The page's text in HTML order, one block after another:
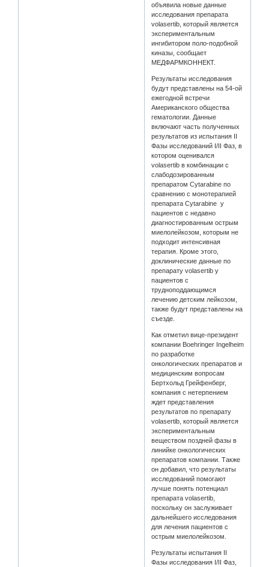
объявила новые данные
исследования препарата
volasertib, который является
экспериментальным
ингибитором поло-подобной
киназы, сообщает
МЕДФАРМКОННЕКТ.
Результаты исследования
будут представлены на 54-ой
ежегодной встречи
Американского общества
гематологии. Данные
включают часть полученных
результатов из испытания II
Фазы исследований I/II Фаз, в
котором оценивался
volasertib в комбинации с
слабодозированным
препаратом Cytarabine по
сравнению с монотерапией
препарата Cytarabine у
пациентов с недавно
диагностированным острым
миелолейкозом, которым не
подходит интенсивная
терапия. Кроме этого,
доклинические данные по
препарату volasertib у
пациентов с
трудноподдающимся
лечению детским лейкозом,
также будут представлены на
съезде.
Как отметил вице-президент
компании Boehringer Ingelheim
по разработке
онкологических препаратов и
медицинским вопросам
Бертхольд Грейфенберг,
компания с нетерпением
ждет представления
результатов по препарату
volasertib, который является
экспериментальным
веществом поздней фазы в
линийке онкологических
препаратов компании. Также
он добавил, что результаты
исследований помогают
лучше понять потенциал
препарата volasertib,
поскольку он заслуживает
дальнейшего исследования
для лечения пациентов с
острым миелолейкозом.
Результаты испытания II
Фазы исследования I/II Фаз,